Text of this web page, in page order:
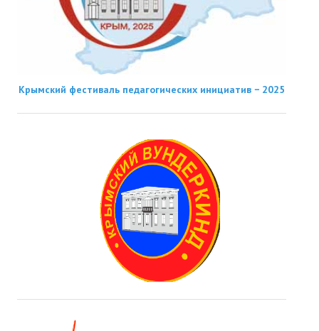
Крымский фестиваль педагогических инициатив − 2025